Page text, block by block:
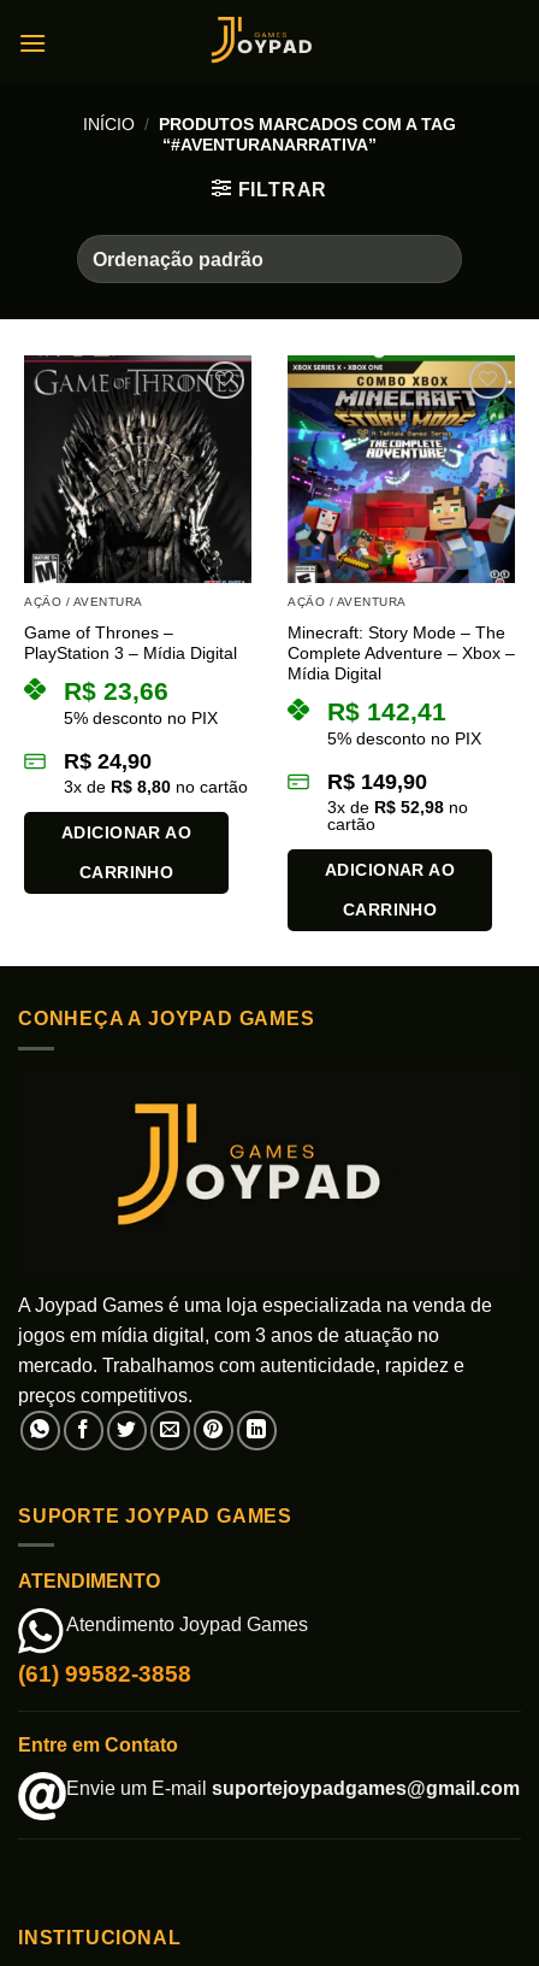
INÍCIO / PRODUTOS MARCADOS COM A TAG
“#AVENTURANARRATIVA”
FILTRAR
AÇÃO / AVENTURA
Game of Thrones –
PlayStation 3 – Mídia Digital
R$ 23,66
5% desconto no PIX
R$ 24,90
3x de R$ 8,80 no cartão
ADICIONAR AO
CARRINHO
AÇÃO / AVENTURA
Minecraft: Story Mode – The
Complete Adventure – Xbox –
Mídia Digital
R$ 142,41
5% desconto no PIX
R$ 149,90
3x de R$ 52,98 no
cartão
ADICIONAR AO
CARRINHO
CONHEÇA A JOYPAD GAMES
A Joypad Games é uma loja especializada na venda de
jogos em mídia digital, com 3 anos de atuação no
mercado. Trabalhamos com autenticidade, rapidez e
preços competitivos.
SUPORTE JOYPAD GAMES
ATENDIMENTO
Atendimento Joypad Games
(61) 99582-3858
Entre em Contato
Envie um E-mail suportejoypadgames@gmail.com
INSTITUCIONAL